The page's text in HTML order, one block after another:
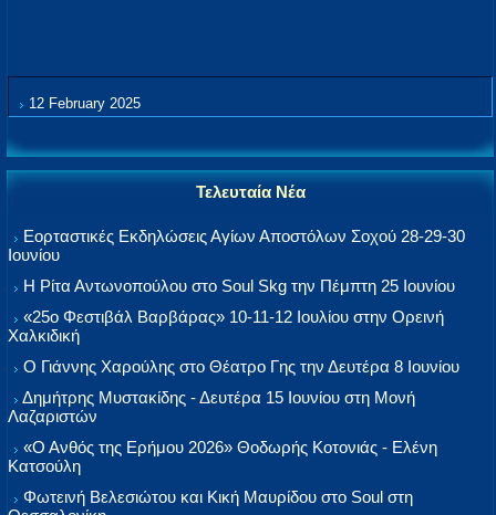
12 February 2025
Τελευταία Νέα
Εορταστικές Εκδηλώσεις Αγίων Αποστόλων Σοχού 28-29-30
Ιουνίου
Η Ρίτα Αντωνοπούλου στο Soul Skg την Πέμπτη 25 Ιουνίου
«25ο Φεστιβάλ Βαρβάρας» 10-11-12 Ιουλίου στην Ορεινή
Χαλκιδική
Ο Γιάννης Χαρούλης στο Θέατρο Γης την Δευτέρα 8 Ιουνίου
Δημήτρης Μυστακίδης - Δευτέρα 15 Ιουνίου στη Μονή
Λαζαριστών
«Ο Ανθός της Ερήμου 2026» Θοδωρής Κοτονιάς - Ελένη
Κατσούλη
Φωτεινή Βελεσιώτου και Κική Μαυρίδου στο Soul στη